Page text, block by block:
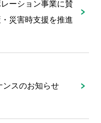
ーション事業に賛
災害時支援を推進
ンスのお知らせ